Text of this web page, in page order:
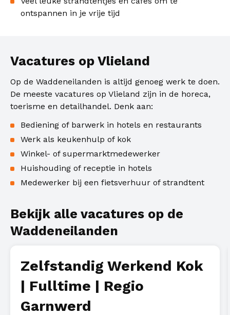
ontspannen in je vrije tijd
Vacatures op Vlieland
Op de Waddeneilanden is altijd genoeg werk te doen.
De meeste vacatures op Vlieland zijn in de horeca,
toerisme en detailhandel. Denk aan:
Bediening of barwerk in hotels en restaurants
Werk als keukenhulp of kok
Winkel- of supermarktmedewerker
Huishouding of receptie in hotels
Medewerker bij een fietsverhuur of strandtent
Bekijk alle vacatures op de
Waddeneilanden
Zelfstandig Werkend Kok
| Fulltime | Regio
Garnwerd